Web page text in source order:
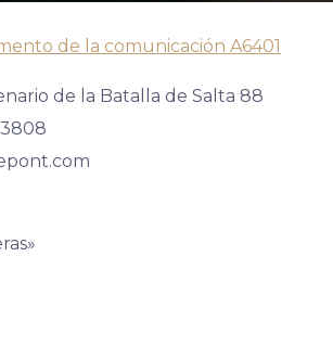
de la comunicación A6401
de la Batalla de Salta 88
3808